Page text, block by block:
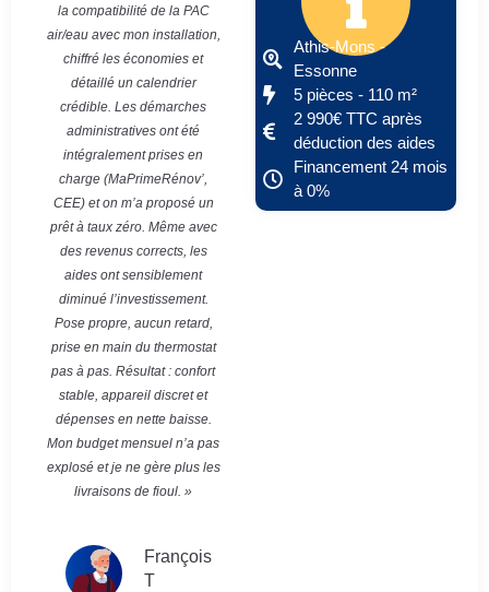
la compatibilité de la PAC
air/eau avec mon installation,
chiffré les économies et
détaillé un calendrier
crédible. Les démarches
administratives ont été
intégralement prises en
charge (MaPrimeRénov’,
CEE) et on m’a proposé un
prêt à taux zéro. Même avec
des revenus corrects, les
aides ont sensiblement
diminué l’investissement.
Pose propre, aucun retard,
prise en main du thermostat
pas à pas. Résultat : confort
stable, appareil discret et
dépenses en nette baisse.
Mon budget mensuel n’a pas
explosé et je ne gère plus les
livraisons de fioul. »
François
T
Athis-Mons -
Essonne
5 pièces - 110 m²
2 990€ TTC après
déduction des aides
Financement 24 mois
à 0%